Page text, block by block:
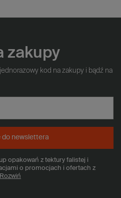
zakupy
kod na zakupy i bądź na
opakowań z tektury falistej i
o promocjach i ofertach z
Rozwiń
do newslettera